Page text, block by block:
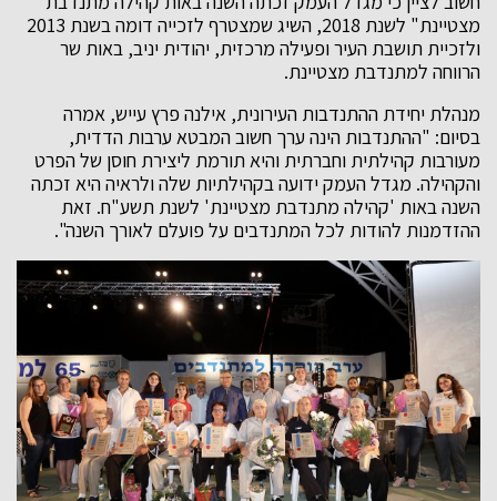
מצטיינת" לשנת 2018, השיג שמצטרף לזכייה דומה בשנת 2013
ולזכיית תושבת העיר ופעילה מרכזית, יהודית יניב, באות שר
הרווחה למתנדבת מצטיינת.
מנהלת יחידת ההתנדבות העירונית, אילנה פרץ עייש, אמרה
בסיום: "ההתנדבות הינה ערך חשוב המבטא ערבות הדדית,
מעורבות קהילתית וחברתית והיא תורמת ליצירת חוסן של הפרט
והקהילה. מגדל העמק ידועה בקהילתיות שלה ולראיה היא זכתה
השנה באות 'קהילה מתנדבת מצטיינת' לשנת תשע"ח. זאת
ההזדמנות להודות לכל המתנדבים על פועלם לאורך השנה".